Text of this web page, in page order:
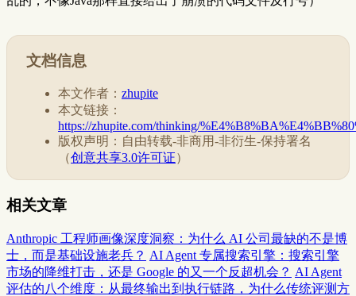
文档信息
本文作者： zhupite
本文链接：
https://zhupite.com/thinking/
版权声明：自由转载-非商用-非衍生-保持署名
（创意共享3.0许可证）
相关文章
Anthropic 工程师画像深度洞察：为什么 AI 公司最缺的不是博
士，而是基础设施老兵？ AI Agent 专属搜索引擎：搜索引擎
市场的降维打击，还是 Google 的又一个反超机会？ AI Agent
评估的八个维度：从最终输出到执行链路，为什么传统评测方